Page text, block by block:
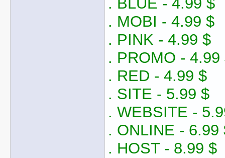
. MOBI - 4.99 $
. PINK - 4.99 $
. PROMO - 4.99
. RED - 4.99 $
. SITE - 5.99 $
. WEBSITE -
. ONLINE - 6.99
. HOST - 8.99 $